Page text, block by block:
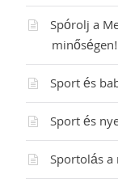
Spórolj a
minőségen!
Sport és
Sport és
Sportolás